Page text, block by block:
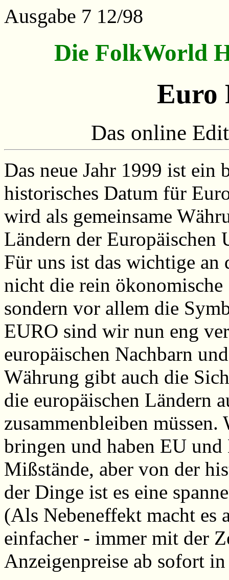
Ausgabe 7 12/98
Die FolkWorld
Euro
Das online
Das neue Jahr 1999 ist ein
historisches Datum für
wird als gemeinsame
Ländern der Europäischen
Für uns ist das wichtige an
nicht die rein ökonomische
sondern vor allem die
EURO sind wir nun eng
europäischen Nachbarn
Währung gibt auch die
die europäischen Ländern
zusammenbleiben
bringen und haben EU
Mißstände, aber von der
der Dinge ist es eine
(Als Nebeneffekt macht es
einfacher - immer mit der
Anzeigenpreise ab sofort